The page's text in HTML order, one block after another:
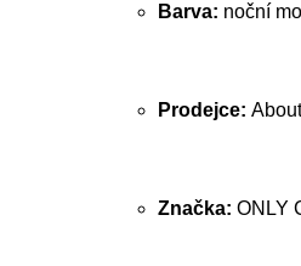
Barva: noční
Prodejce:
Značka: ONLY